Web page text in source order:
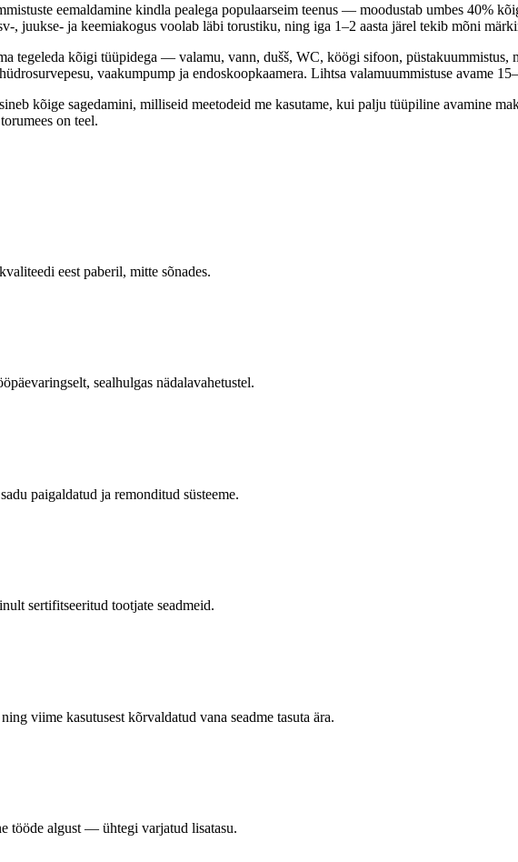
eemaldamine kindla pealega populaarseim teenus — moodustab umbes 40%
, juukse- ja keemiakogus voolab läbi torustiku, ning iga 1–2 aasta järel tekib mõni
tegeleda kõigi tüüpidega — valamu, vann, dušš, WC, köögi sifoon, püstakuummistus,
vaakumpump ja endoskoopkaamera. Lihtsa valamuummistuse avame
kõige sagedamini, milliseid meetodeid me kasutame, kui palju tüüpiline avamine
on teel.
eest paberil, mitte sõnades.
sealhulgas nädalavahetustel.
paigaldatud ja remonditud süsteeme.
sertifitseeritud tootjate seadmeid.
viime kasutusest kõrvaldatud vana seadme tasuta ära.
tööde algust — ühtegi varjatud lisatasu.